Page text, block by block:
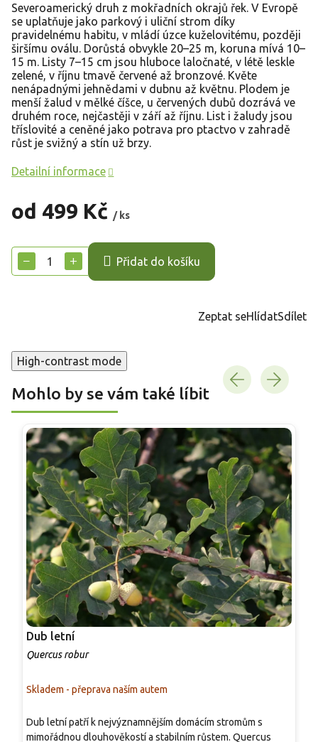
od 499 Kč / ks
cena:
+
− Přidat do košíku
Severoamerický druh z mokřadních okrajů řek. V Evropě
se uplatňuje jako parkový i uliční strom díky
pravidelnému habitu, v mládí úzce kuželovitému, později
širšímu oválu. Dorůstá obvykle 20–25 m, koruna mívá 10–
15 m. Listy 7–15 cm jsou hluboce laločnaté, v létě leskle
zelené, v říjnu tmavě červené až bronzové. Květe
nenápadnými jehnědami v dubnu až květnu. Plodem je
menší žalud v mělké číšce, u červených dubů dozrává ve
druhém roce, nejčastěji v září až říjnu. List i žaludy jsou
tříslovité a ceněné jako potrava pro ptactvo v zahradě
růst je svižný a stín už brzy.
Detailní informace
Zeptat seHlídatSdílet
High-contrast mode
Mohlo by se vám také líbit
Dub letní
Quercus robur
Skladem - přeprava naším autem
Dub letní patří k nejvýznamnějším domácím stromům s
mimořádnou dlouhověkostí a stabilním růstem. Quercus